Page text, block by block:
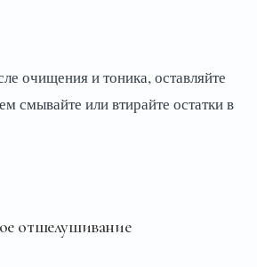
очищения и тоника, оставляйте
смывайте или втирайте остатки в
отшелушивание